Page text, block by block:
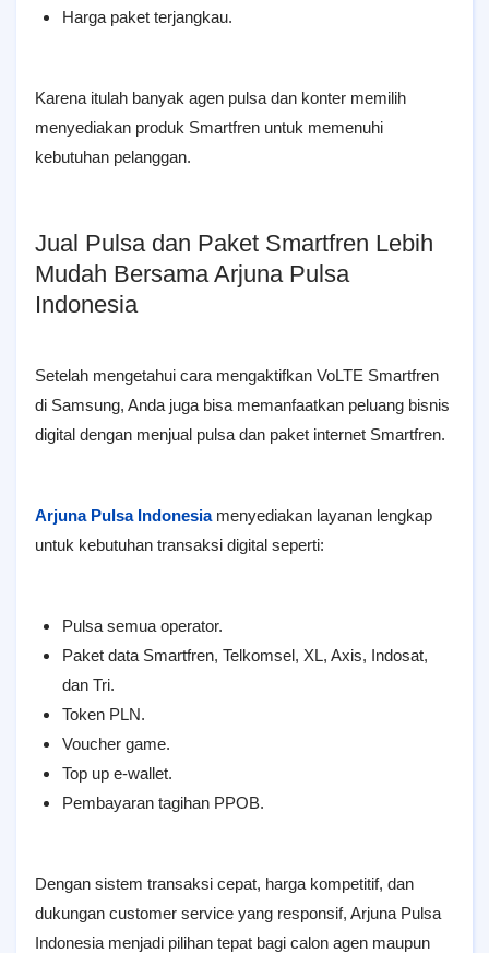
Harga paket terjangkau.
Karena itulah banyak agen pulsa dan konter memilih
menyediakan produk Smartfren untuk memenuhi
kebutuhan pelanggan.
Jual Pulsa dan Paket Smartfren Lebih
Mudah Bersama Arjuna Pulsa
Indonesia
Setelah mengetahui cara mengaktifkan VoLTE Smartfren
di Samsung, Anda juga bisa memanfaatkan peluang bisnis
digital dengan menjual pulsa dan paket internet Smartfren.
Arjuna Pulsa Indonesiamenyediakan layanan lengkap
untuk kebutuhan transaksi digital seperti:
Pulsa semua operator.
Paket data Smartfren, Telkomsel, XL, Axis, Indosat,
dan Tri.
Token PLN.
Voucher game.
Top up e-wallet.
Pembayaran tagihan PPOB.
Dengan sistem transaksi cepat, harga kompetitif, dan
dukungan customer service yang responsif, Arjuna Pulsa
Indonesia menjadi pilihan tepat bagi calon agen maupun